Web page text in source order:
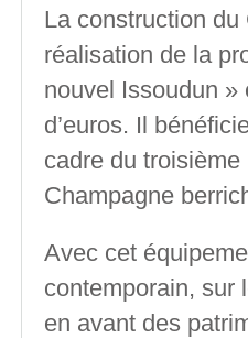
La construction du
réalisation de la
nouvel Issoudun
d’euros. Il
cadre du
Champagne
Avec cet
contemporain, sur
en avant des